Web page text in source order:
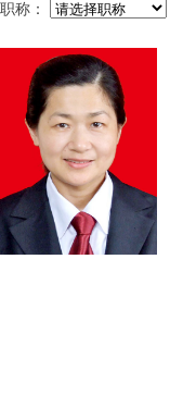
职称：